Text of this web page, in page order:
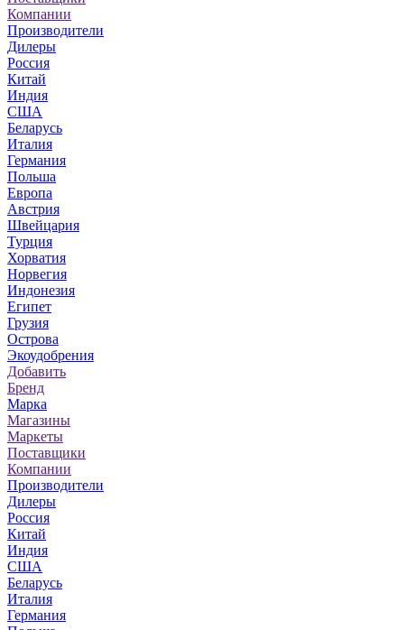
Компании
Производители
Дилеры
Россия
Китай
Индия
США
Беларусь
Италия
Германия
Польша
Европа
Австрия
Швейцария
Турция
Хорватия
Норвегия
Индонезия
Египет
Грузия
Острова
Экоудобрения
Добавить
Бренд
Марка
Магазины
Маркеты
Поставщики
Компании
Производители
Дилеры
Россия
Китай
Индия
США
Беларусь
Италия
Германия